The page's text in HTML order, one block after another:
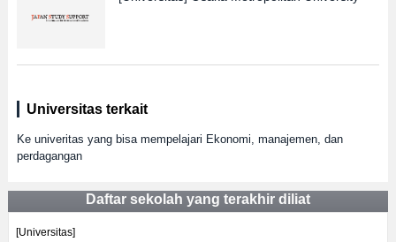
Universitas terkait
Ke univeritas yang bisa mempelajari Ekonomi, manajemen, dan
perdagangan
Daftar sekolah yang terakhir diliat
[Universitas]